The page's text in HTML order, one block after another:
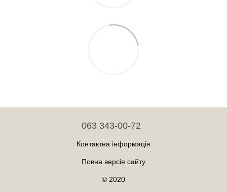
063 343-00-72
Контактна інформація
Повна версія сайту
© 2020